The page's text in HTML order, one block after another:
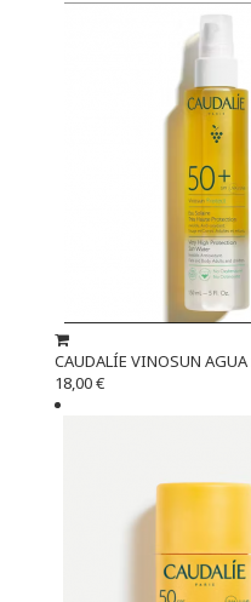
CAUDALÍE VINOSUN AGUA
18,00 €